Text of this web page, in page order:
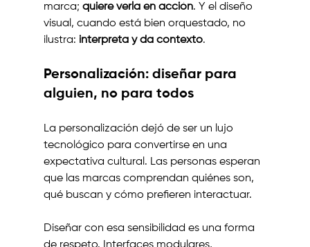
marca; quiere verla en acción. Y el diseño
visual, cuando está bien orquestado, no
ilustra: interpreta y da contexto.
Personalización: diseñar para
alguien, no para todos
La personalización dejó de ser un lujo
tecnológico para convertirse en una
expectativa cultural. Las personas esperan
que las marcas comprendan quiénes son,
qué buscan y cómo prefieren interactuar.
Diseñar con esa sensibilidad es una forma
de respeto. Interfaces modulares,